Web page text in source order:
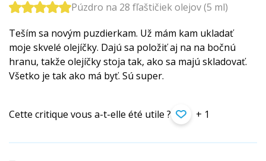
Púzdro na 28 fľaštičiek olejov (5 ml)
Teším sa novým puzdierkam. Už mám kam ukladať
moje skvelé olejíčky. Dajú sa položiť aj na na bočnú
hranu, takže olejíčky stoja tak, ako sa majú skladovať.
Všetko je tak ako má byť. Sú super.
Cette critique vous a-t-elle été utile ? + 1